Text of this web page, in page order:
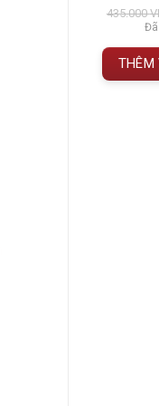
thuật
Noir,
435.000
Đã
THÊM